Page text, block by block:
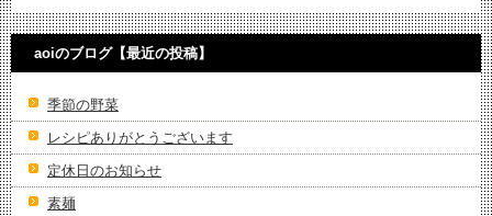
aoiのブログ【最近の投稿】
季節の野菜
レシピありがとうございます
定休日のお知らせ
素麺